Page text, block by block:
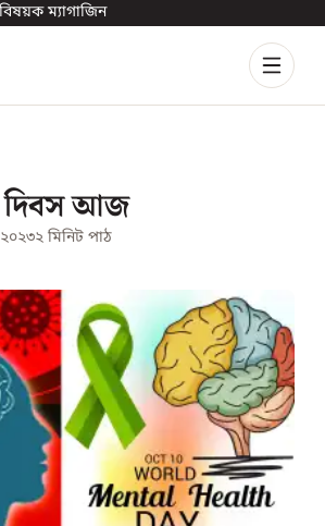
ম্যাগাজিন
দিবস আজ
২ মিনিট পাঠ